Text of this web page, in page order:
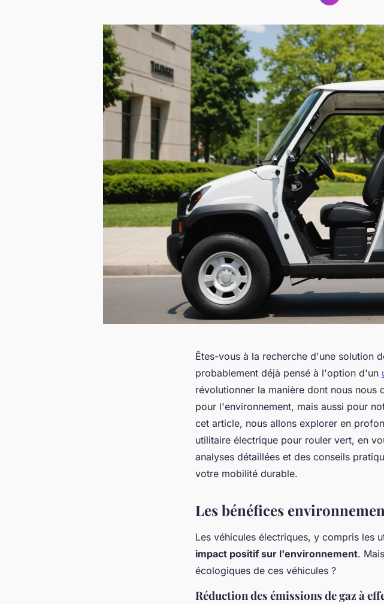
Êtes-vous à la recherche d'une solution
probablement déjà pensé à l'option d'un
révolutionner la manière dont nous
pour l'environnement, mais aussi pour
cet article, nous allons explorer en
utilitaire électrique pour rouler vert, en
analyses détaillées et des conseils
votre mobilité durable.
Les bénéfices
Les véhicules électriques, y compris les
impact positif sur l'environnement.
écologiques de ces véhicules ?
Réduction des émissions de gaz à